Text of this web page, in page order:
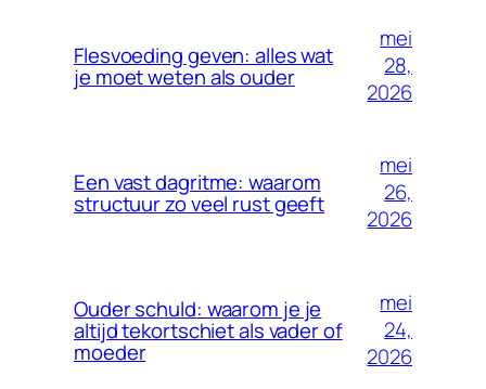
Flesvoeding geven: alles wat
je moet weten als ouder
mei
28,
2026
Een vast dagritme: waarom
structuur zo veel rust geeft
mei
26,
2026
Ouder schuld: waarom je je
altijd tekortschiet als vader of
moeder
mei
24,
2026